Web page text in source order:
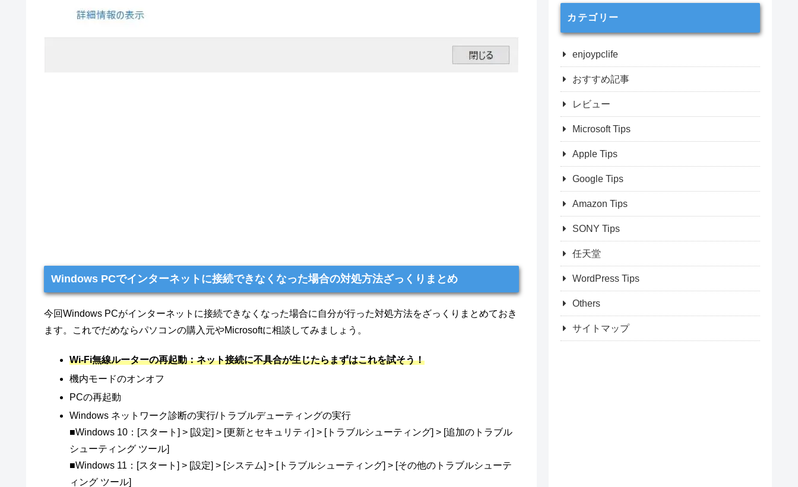
Windows PCでインターネットに接続できなくなった場合の対処方法ざっくりまとめ
今回Windows PCがインターネットに接続できなくなった場合に自分が行った対処方法をざっくりまとめておき
ます。これでだめならパソコンの購入元やMicrosoftに相談してみましょう。
Wi-Fi無線ルーターの再起動：ネット接続に不具合が生じたらまずはこれを試そう！
機内モードのオンオフ
PCの再起動
Windows ネットワーク診断の実行/トラブルデューティングの実行
■Windows 10：[スタート] > [設定] > [更新とセキュリティ] > [トラブルシューティング] > [追加のトラブル
シューティング ツール]
■Windows 11：[スタート] > [設定] > [システム] > [トラブルシューティング] > [その他のトラブルシューテ
ィング ツール]
カテゴリー
enjoypclife
おすすめ記事
レビュー
Microsoft Tips
Apple Tips
Google Tips
Amazon Tips
SONY Tips
任天堂
WordPress Tips
Others
サイトマップ